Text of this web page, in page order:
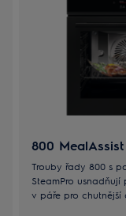
800
Trouby řady 800 s
SteamPro
v páře pro chutnější a zdravější pokrmy. S